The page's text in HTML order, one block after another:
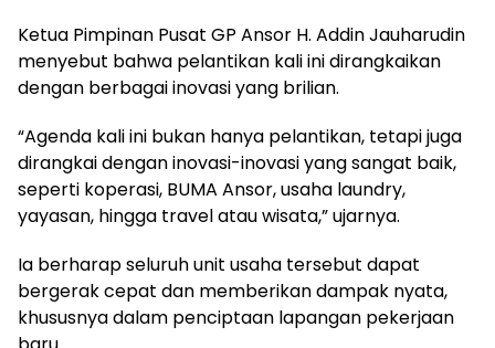
Ketua Pimpinan Pusat GP Ansor H. Addin Jauharudin
menyebut bahwa pelantikan kali ini dirangkaikan
dengan berbagai inovasi yang brilian.
“Agenda kali ini bukan hanya pelantikan, tetapi juga
dirangkai dengan inovasi-inovasi yang sangat baik,
seperti koperasi, BUMA Ansor, usaha laundry,
yayasan, hingga travel atau wisata,” ujarnya.
Ia berharap seluruh unit usaha tersebut dapat
bergerak cepat dan memberikan dampak nyata,
khususnya dalam penciptaan lapangan pekerjaan